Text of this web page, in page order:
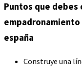
Puntos que
españa
Construye una